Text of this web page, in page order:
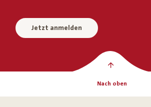
Jetzt anmelden
Nach oben